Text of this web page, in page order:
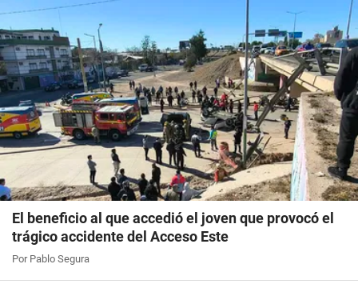
El beneficio al que accedió el joven que provocó el
trágico accidente del Acceso Este
Por Pablo Segura